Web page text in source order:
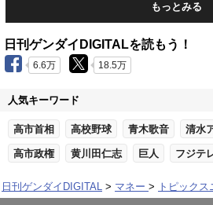
もっとみる
日刊ゲンダイDIGITALを読もう！
6.6万 18.5万
人気キーワード
高市首相 高校野球 青木歌音 清水
高市政権 黄川田仁志 巨人 フジテ
日刊ゲンダイDIGITAL マネー トピックス